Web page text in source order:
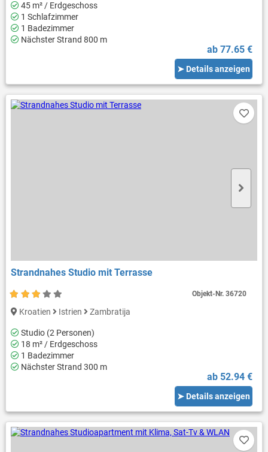
45 m² / Erdgeschoss
1 Schlafzimmer
1 Badezimmer
Nächster Strand 800 m
ab 77.65 €
➤ Details anzeigen
Strandnahes Studio mit Terrasse
Kroatien Istrien Zambratija
Studio (2 Personen)
18 m² / Erdgeschoss
1 Badezimmer
Nächster Strand 300 m
ab 52.94 €
➤ Details anzeigen
Objekt-Nr.36720